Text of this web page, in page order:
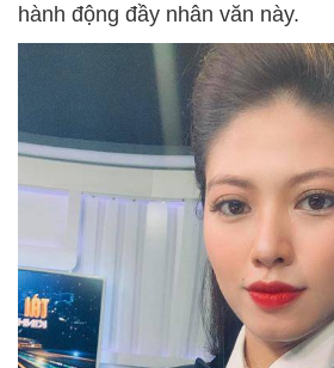
hành động đầy nhân văn này.